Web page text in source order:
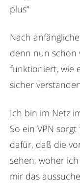
plus“
Nach
denn nun schon
funktioniert, wie
sicher
Ich bin im Netz
So ein VPN
dafür, daß die
sehen, woher
mir das